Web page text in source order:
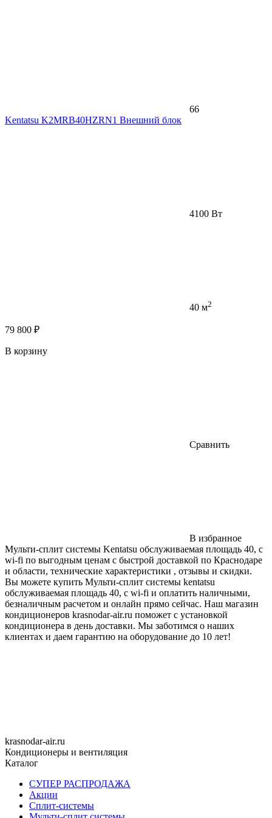
66
Kentatsu K2MRB40HZRN1 Внешний блок
4100 Вт
40 м2
79 800 ₽
В корзину
Сравнить
В избранное
Мульти-сплит системы Kentatsu обслуживаемая площадь 40, с
wi-fi по выгодным ценам с быстрой доставкой по Краснодаре
и области, технические характеристики , отзывы и скидки.
Вы можете купить Мульти-сплит системы kentatsu
обслуживаемая площадь 40, с wi-fi и оплатить наличными,
безналичным расчетом и онлайн прямо сейчас. Наш магазин
кондиционеров krasnodar-air.ru поможет с установкой
кондиционера в день доставки. Мы заботимся о наших
клиентах и даем гарантию на оборудование до 10 лет!
krasnodar-air.ru
Кондиционеры и вентиляция
Каталог
СУПЕР РАСПРОДАЖА
Акции
Сплит-системы